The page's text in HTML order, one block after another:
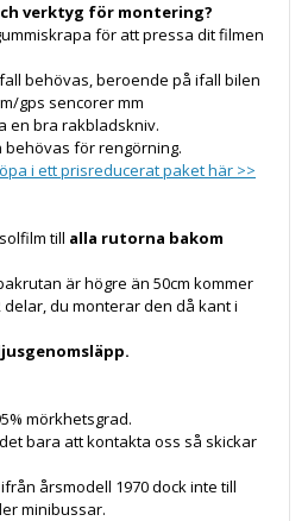
verktyg för montering?
för att pressa dit filmen
behövas, beroende på ifall bilen
gps sencorer mm
en bra rakbladskniv.
för rengörning.
i ett prisreducerat paket här >>
till alla rutorna bakom
är högre än 50cm kommer
du monterar den då kant i
mörkhetsgrad.
bara att kontakta oss så skickar
årsmodell 1970 dock inte till
minibussar.